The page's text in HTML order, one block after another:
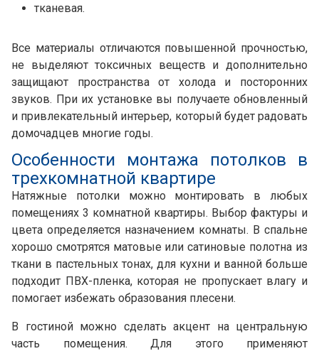
тканевая.
Все материалы отличаются повышенной прочностью,
не выделяют токсичных веществ и дополнительно
защищают пространства от холода и посторонних
звуков. При их установке вы получаете обновленный
и привлекательный интерьер, который будет радовать
домочадцев многие годы.
Особенности монтажа потолков в
трехкомнатной квартире
Натяжные потолки можно монтировать в любых
помещениях 3 комнатной квартиры. Выбор фактуры и
цвета определяется назначением комнаты. В спальне
хорошо смотрятся матовые или сатиновые полотна из
ткани в пастельных тонах, для кухни и ванной больше
подходит ПВХ-пленка, которая не пропускает влагу и
помогает избежать образования плесени.
В гостиной можно сделать акцент на центральную
часть помещения. Для этого применяют